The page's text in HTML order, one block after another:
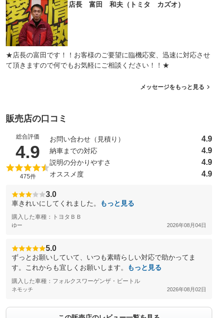
店長 富田 和夫（トミタ カズオ）
★店長の富田です！！お客様のご要望に臨機応変、迅速に対応させ
て頂きますので何でもお気軽にご相談ください！！★
メッセージをもっと見る
販売店の口コミ
総合評価
4.9 （5点満点中）
475件
お問い合わせ（見積り） 4.9
納車までの対応 4.9
説明の分かりやすさ 4.9
オススメ度 4.9
3.0
車きれいにしてくれました。 もっと見る
購入した車種：トヨタＢＢ
ゆー 2026年08月04日
5.0
ずっとお願いしていて、いつも素晴らしい対応で助かってま
す。これからも宜しくお願いします。
もっと見る
購入した車種：フォルクスワーゲンザ・ビートル
ネモッチ 2026年08月02日